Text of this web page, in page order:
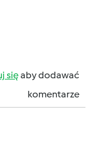
sięaby dodawać
komentarze